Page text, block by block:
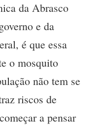
da Abrasco
e da
é que essa
o mosquito
não tem se
riscos de
a pensar